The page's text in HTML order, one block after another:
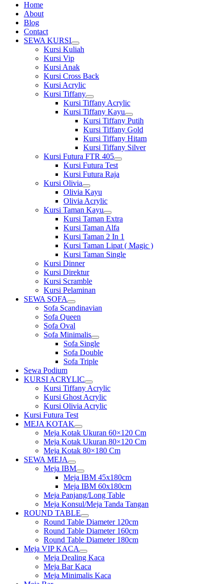
Home
About
Blog
Contact
SEWA KURSI
Show
sub
Kursi Kuliah
Kursi Vip
Kursi Anak
Kursi Cross Back
Kursi Acrylic
Kursi Tiffany
Show
sub
menu
Kursi Tiffany Acrylic
Kursi Tiffany Kayu
Show
sub
menu
Kursi Tiffany Putih
Kursi Tiffany Gold
Kursi Tiffany Hitam
Kursi Tiffany Silver
Kursi Futura FTR 405
Show
sub
menu
Kursi Futura Test
Kursi Futura Raja
Kursi Olivia
Show
sub
menu
Olivia Kayu
Olivia Acrylic
Kursi Taman Kayu
Show
sub
menu
Kursi Taman Extra
Kursi Taman Alfa
Kursi Taman 2 In 1
Kursi Taman Lipat ( Magic )
Kursi Taman Single
Kursi Dinner
Kursi Direktur
Kursi Scramble
Kursi Pelaminan
SEWA SOFA
Show
sub
menu
Sofa Scandinavian
Sofa Queen
Sofa Oval
Sofa Minimalis
Show
sub
menu
Sofa Single
Sofa Double
Sofa Triple
Sewa Podium
KURSI ACRYLIC
Show
sub
menu
Kursi Tiffany Acrylic
Kursi Ghost Acrylic
Kursi Olivia Acrylic
Kursi Futura Test
MEJA KOTAK
Show
sub
menu
Meja Kotak Ukuran 60×120 Cm
Meja Kotak Ukuran 80×120 Cm
Meja Kotak 80×180 Cm
SEWA MEJA
Show
sub
menu
Meja IBM
Show
sub
menu
Meja IBM 45x180cm
Meja IBM 60x180cm
Meja Panjang/Long Table
Meja Konsul/Meja Tanda Tangan
ROUND TABLE
Show
sub
menu
Round Table Diameter 120cm
Round Table Diameter 160cm
Round Table Diameter 180cm
Meja VIP KACA
Show
sub
menu
Meja Dealing Kaca
Meja Bar Kaca
Meja Minimalis Kaca